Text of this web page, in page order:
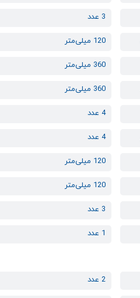
3 عدد
120 میلی‌متر
360 میلی‌متر
360 میلی‌متر
4 عدد
4 عدد
120 میلی‌متر
120 میلی‌متر
3 عدد
1 عدد
2 عدد